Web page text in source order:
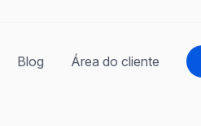
Área do cliente
Blog